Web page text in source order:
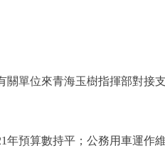
單位來青海玉樹指揮部對接支
預算數持平；公務用車運作維